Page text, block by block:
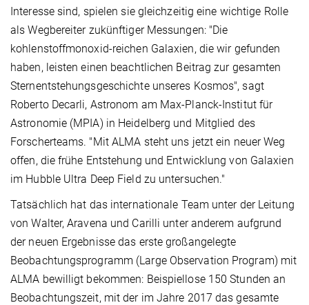
Interesse sind, spielen sie gleichzeitig eine wichtige Rolle
als Wegbereiter zukünftiger Messungen: "Die
kohlenstoffmonoxid-reichen Galaxien, die wir gefunden
haben, leisten einen beachtlichen Beitrag zur gesamten
Sternentstehungsgeschichte unseres Kosmos", sagt
Roberto Decarli, Astronom am Max-Planck-Institut für
Astronomie (MPIA) in Heidelberg und Mitglied des
Forscherteams. "Mit ALMA steht uns jetzt ein neuer Weg
offen, die frühe Entstehung und Entwicklung von Galaxien
im Hubble Ultra Deep Field zu untersuchen."
Tatsächlich hat das internationale Team unter der Leitung
von Walter, Aravena und Carilli unter anderem aufgrund
der neuen Ergebnisse das erste großangelegte
Beobachtungsprogramm (Large Observation Program) mit
ALMA bewilligt bekommen: Beispiellose 150 Stunden an
Beobachtungszeit, mit der im Jahre 2017 das gesamte